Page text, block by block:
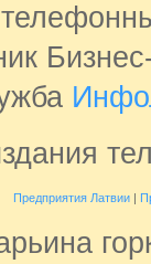
Предприятия Латвии|